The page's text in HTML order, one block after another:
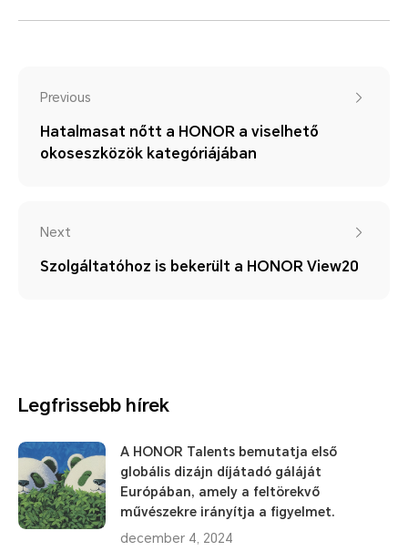
Previous
Hatalmasat nőtt a HONOR a viselhető
okoseszközök kategóriájában
Next
Szolgáltatóhoz is bekerült a HONOR View20
Legfrissebb hírek
A HONOR Talents bemutatja első
globális dizájn díjátadó gáláját
Európában, amely a feltörekvő
művészekre irányítja a figyelmet.
december 4, 2024